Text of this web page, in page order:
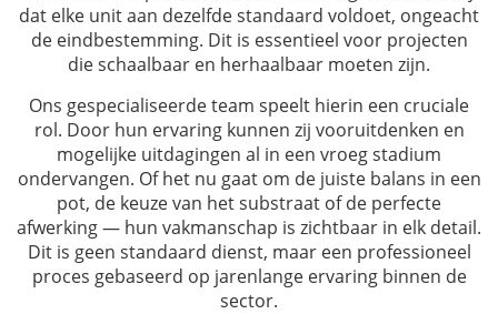
dat elke unit aan dezelfde standaard voldoet, ongeacht
de eindbestemming. Dit is essentieel voor projecten
die schaalbaar en herhaalbaar moeten zijn.
Ons gespecialiseerde team speelt hierin een cruciale
rol. Door hun ervaring kunnen zij vooruitdenken en
mogelijke uitdagingen al in een vroeg stadium
ondervangen. Of het nu gaat om de juiste balans in een
pot, de keuze van het substraat of de perfecte
afwerking — hun vakmanschap is zichtbaar in elk detail.
Dit is geen standaard dienst, maar een professioneel
proces gebaseerd op jarenlange ervaring binnen de
sector.